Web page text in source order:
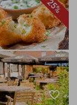
25%
favorite_border